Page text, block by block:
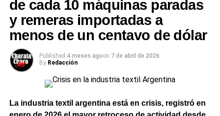
de cada 10 máquinas paradas
y remeras importadas a
menos de un centavo de dólar
Published 4 meses agoon 7 de abril de 2026
By Redacción
La industria textil argentina está en crisis, registró en